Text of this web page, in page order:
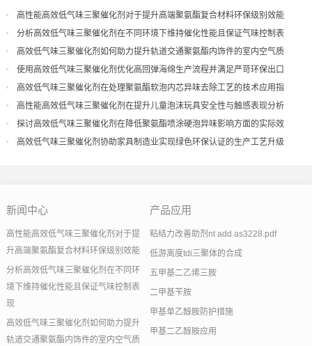
高性能高效低气味三聚催化剂对于提升高端聚氨酯复合材料环保级别效能
分析高效低气味三聚催化剂在不同环境下维持催化性能且保证气味控制表
现
高效低气味三聚催化剂如何助力提升轨道交通聚氨酯内饰件的室内空气质
量
使用高效低气味三聚催化剂优化高回弹海绵生产流程并满足严苛环保出口
高效低气味三聚催化剂在处理聚氨酯软泡内芯异味去除工艺的技术应用指
导
高性能高效低气味三聚催化剂在提升儿童泡沫玩具安全性与触感表现分析
探讨高效低气味三聚催化剂在降低聚氨酯喷涂硬泡异味影响方面的实际效
果
高效低气味三聚催化剂协助家具制造业实现绿色环保认证的生产工艺升级
新闻中心
高性能高效低气味三聚催化剂对于提
升高端聚氨酯复合材料环保级别效能
分析高效低气味三聚催化剂在不同环
境下维持催化性能且保证气味控制表
现
高效低气味三聚催化剂如何助力提升
轨道交通聚氨酯内饰件的室内空气质
产品应用
粘结力改善助剂nt add as3228.pdf
低游离度tdi三聚体的合成
五甲基二乙烯三胺
二甲基苄胺
甲基单乙醇胺防护措施
甲基二乙醇胺应用